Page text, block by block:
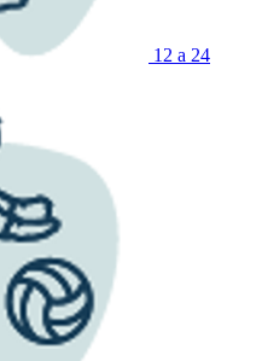
12 a 24